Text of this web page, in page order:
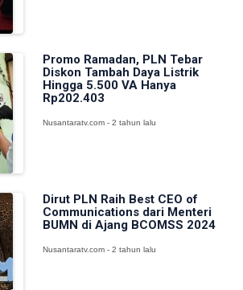
Promo Ramadan, PLN Tebar
Diskon Tambah Daya Listrik
Hingga 5.500 VA Hanya
Rp202.403
Nusantaratv.com - 2 tahun lalu
Dirut PLN Raih Best CEO of
Communications dari Menteri
BUMN di Ajang BCOMSS 2024
Nusantaratv.com - 2 tahun lalu